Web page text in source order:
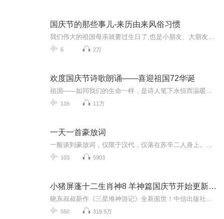
国庆节的那些事儿-来历由来风俗习惯
6 2万
欢度国庆节诗歌朗诵——喜迎祖国72华诞
116 11万
一天一首豪放词
103 5903
小猪屏蓬十二生肖神8 羊神篇国庆节开始更新啦！
550 315.5万